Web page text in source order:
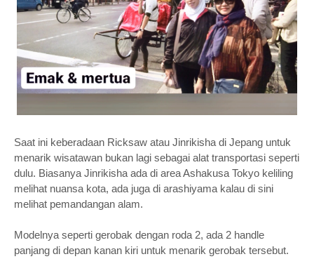
Saat ini keberadaan Ricksaw atau Jinrikisha di Jepang untuk
menarik wisatawan bukan lagi sebagai alat transportasi seperti
dulu. Biasanya Jinrikisha ada di area Ashakusa Tokyo keliling
melihat nuansa kota, ada juga di arashiyama kalau di sini
melihat pemandangan alam.
Modelnya seperti gerobak dengan roda 2, ada 2 handle
panjang di depan kanan kiri untuk menarik gerobak tersebut.